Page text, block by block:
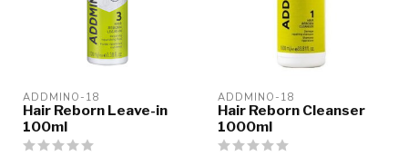
ADDMINO-18
Hair Reborn Leave-in
100ml
ADDMINO-18
Hair Reborn Cleanser
1000ml